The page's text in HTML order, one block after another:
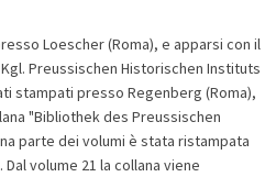
Loescher (Roma), e apparsi con il
Preussischen Historischen Instituts
stampati presso Regenberg (Roma),
"Bibliothek des Preussischen
parte dei volumi è stata ristampata
volume 21 la collana viene